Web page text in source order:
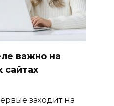
важно на
заходит на